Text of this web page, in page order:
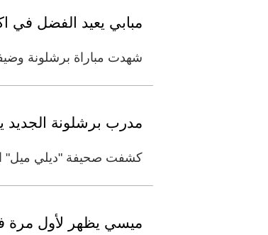
مبابي يعيد الفضل في
شهدت مباراة برشلونة وضيفه
مدرب برشلونة الجديد
كشفت صحيفة "ديلي ميل"
ميسي يظهر لأول مرة